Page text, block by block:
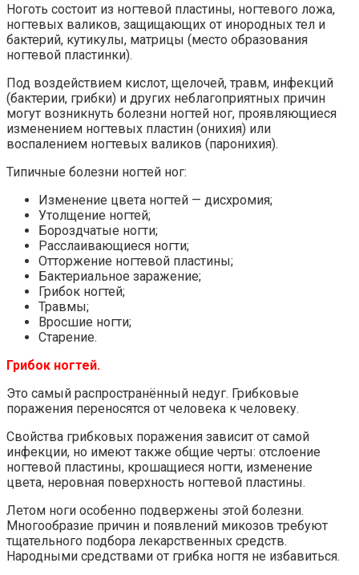
Ноготь состоит из ногтевой пластины, ногтевого ложа,
ногтевых валиков, защищающих от инородных тел и
бактерий, кутикулы, матрицы (место образования
ногтевой пластинки).
Под воздействием кислот, щелочей, травм, инфекций
(бактерии, грибки) и других неблагоприятных причин
могут возникнуть болезни ногтей ног, проявляющиеся
изменением ногтевых пластин (онихия) или
воспалением ногтевых валиков (паронихия).
Типичные болезни ногтей ног:
Изменение цвета ногтей — дисхромия;
Утолщение ногтей;
Бороздчатые ногти;
Расслаивающиеся ногти;
Отторжение ногтевой пластины;
Бактериальное заражение;
Грибок ногтей;
Травмы;
Вросшие ногти;
Старение.
Грибок ногтей.
Это самый распространённый недуг. Грибковые
поражения переносятся от человека к человеку.
Свойства грибковых поражения зависит от самой
инфекции, но имеют также общие черты: отслоение
ногтевой пластины, крошащиеся ногти, изменение
цвета, неровная поверхность ногтевой пластины.
Летом ноги особенно подвержены этой болезни.
Многообразие причин и появлений микозов требуют
тщательного подбора лекарственных средств.
Народными средствами от грибка ногтя не избавиться.